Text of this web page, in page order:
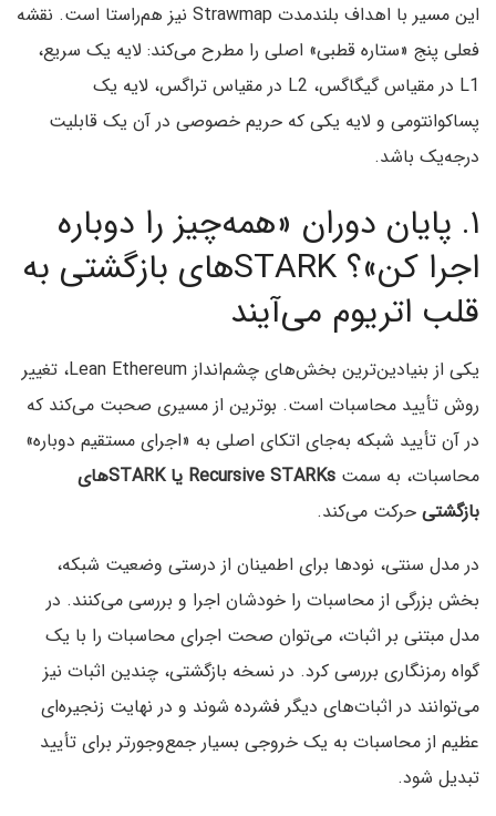
این مسیر با اهداف بلندمدت Strawmap نیز هم‌راستا است. نقشه
فعلی پنج «ستاره قطبی» اصلی را مطرح می‌کند: لایه یک سریع،
L1 در مقیاس گیگاگس، L2 در مقیاس تراگس، لایه یک
پساکوانتومی و لایه یکی که حریم خصوصی در آن یک قابلیت
درجه‌یک باشد.
۱. پایان دوران «همه‌چیز را دوباره
اجرا کن»؟ STARKهای بازگشتی به
قلب اتریوم می‌آیند
یکی از بنیادین‌ترین بخش‌های چشم‌انداز Lean Ethereum، تغییر
روش تأیید محاسبات است. بوترین از مسیری صحبت می‌کند که
در آن تأیید شبکه به‌جای اتکای اصلی به «اجرای مستقیم دوباره»
محاسبات، به سمت
Recursive STARKs یا STARKهای
بازگشتی حرکت می‌کند.
در مدل سنتی، نودها برای اطمینان از درستی وضعیت شبکه،
بخش بزرگی از محاسبات را خودشان اجرا و بررسی می‌کنند. در
مدل مبتنی بر اثبات، می‌توان صحت اجرای محاسبات را با یک
گواه رمزنگاری بررسی کرد. در نسخه بازگشتی، چندین اثبات نیز
می‌توانند در اثبات‌های دیگر فشرده شوند و در نهایت زنجیره‌ای
عظیم از محاسبات به یک خروجی بسیار جمع‌وجورتر برای تأیید
تبدیل شود.